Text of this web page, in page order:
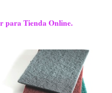
para Tienda Online.